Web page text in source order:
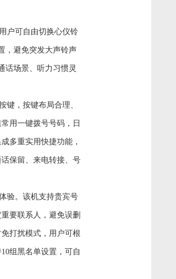
户可自由切换心仪铃
，避免突发大声铃声
话场景、听力习惯灵
键，按键布局合理、
用一键拨号号码，日
多重实用快捷功能，
保留、来电转接、号
验。该机支持贵宾号
要联系人，避免误删
打扰模式，用户可根
组黑名单设置，可自